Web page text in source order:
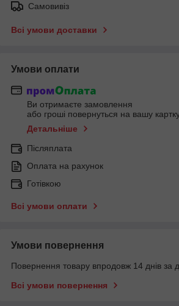
Самовивіз
Всі умови доставки
Умови оплати
Ви отримаєте замовлення
або гроші повернуться на вашу
Детальніше
Післяплата
Оплата на рахунок
Готівкою
Всі умови оплати
Умови повернення
Повернення товару впродовж 14 днів за
Всі умови повернення